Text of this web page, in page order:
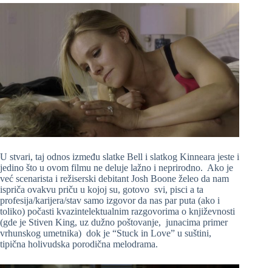
U stvari, taj odnos između slatke Bell i slatkog Kinneara jeste i
jedino što u ovom filmu ne deluje lažno i neprirodno. Ako je
već scenarista i režiserski debitant Josh Boone želeo da nam
ispriča ovakvu priču u kojoj su, gotovo svi, pisci a ta
profesija/karijera/stav samo izgovor da nas par puta (ako i
toliko) počasti kvazintelektualnim razgovorima o književnosti
(gde je Stiven King, uz dužno poštovanje, junacima primer
vrhunskog umetnika) dok je “Stuck in Love” u suštini,
tipična holivudska porodična melodrama.